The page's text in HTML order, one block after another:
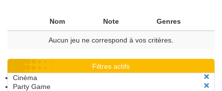
Nom Note Genres
Aucun jeu ne correspond à vos critères.
Filtres actifs
Cinéma
Party Game